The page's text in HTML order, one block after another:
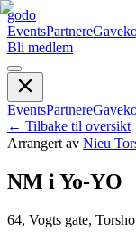
godo
EventsPartnere
Bli medlem
EventsPartnere
← Tilbake til oversikt
Arrangert av Nieu
NM i Yo-YO
64, Vogts gate,